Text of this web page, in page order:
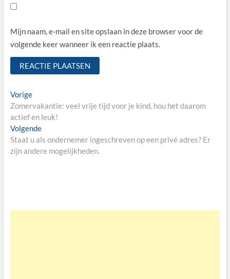
Mijn naam, e-mail en site opslaan in deze browser voor de
volgende keer wanneer ik een reactie plaats.
Bericht
navigatie
VorigeVorige
bericht:
Zomervakantie: veel vrije tijd voor je kind, hou het daarom
actief en leuk!
VolgendeVolgende
bericht:
Staat u als ondernemer ingeschreven op een privé adres? Er
zijn andere mogelijkheden.